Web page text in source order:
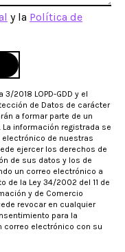
y la Política de
2018 LOPD-GDD y el
de Datos de carácter
a formar parte de un
información registrada se
de nuestras
ejercer los derechos de
de sus datos y los de
un correo electrónico a
de la Ley 34/2002 del 11 de
y de Comercio
revocar en cualquier
para la
correo electrónico con su